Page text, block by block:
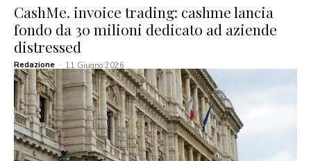
CashMe. invoice trading: cashme lancia
fondo da 30 milioni dedicato ad aziende
distressed
Redazione - 11 Giugno 2026